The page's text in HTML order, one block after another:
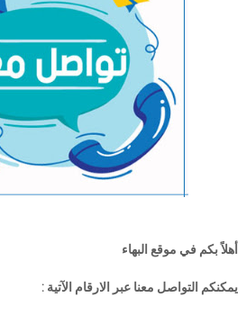
أهلاً بكم في موقع البهاء
يمكنكم التواصل معنا عبر الارقام الآتية :